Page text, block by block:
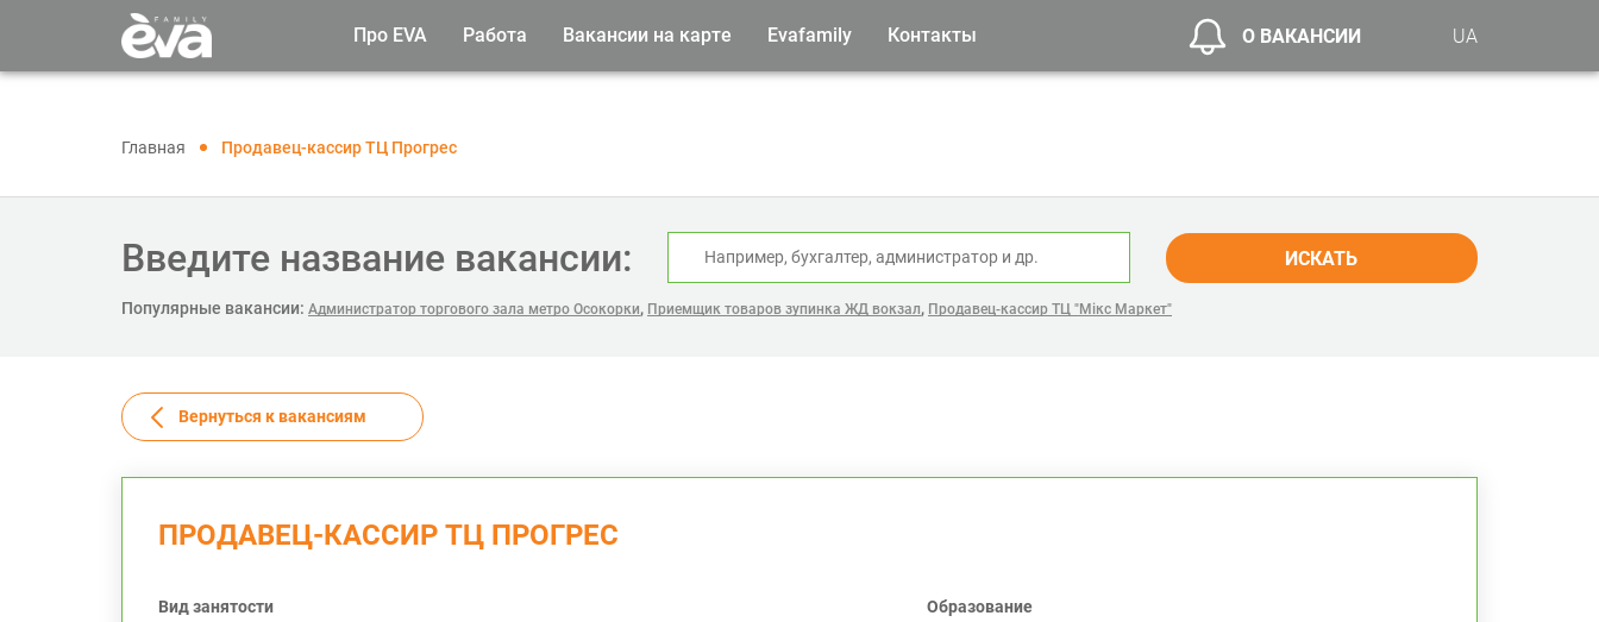
Про EVA Работа Вакансии на карте Evafamily Контакты О ВАКАНСИИ UA
Главная Продавец-кассир ТЦ Прогрес
Введите название вакансии: ИСКАТЬ
Популярные вакансии: Администратор торгового зала метро Осокорки, Приемщик товаров зупинка ЖД вокзал, Продавец-кассир ТЦ "Мікс Маркет"
Вернуться к вакансиям
ПРОДАВЕЦ-КАССИР ТЦ ПРОГРЕС
Вид занятости Образование